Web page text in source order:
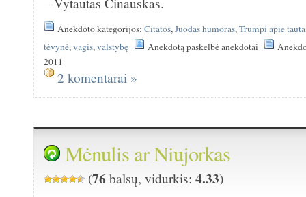
Anekdoto kategorijos:Citatos,Juodas humoras,Trumpi apie
tėvynė,vagis,valstybę Anekdotą paskelbė anekdotai
2011
2 komentarai »
Mėnulis ar Niujorkas
(76 balsų, vidurkis:4.33)